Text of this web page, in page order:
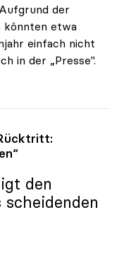
der
könnten etwa
einfach nicht
in der „Presse".
in
den
scheidenden